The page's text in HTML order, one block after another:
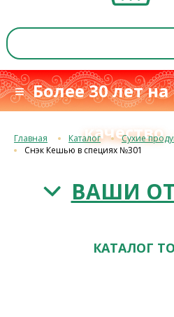
≡ Более 30 лет
качество
Главная Каталог
Сухие
Снэк Кешью в специях №301
ВАШИ
КАТАЛОГ